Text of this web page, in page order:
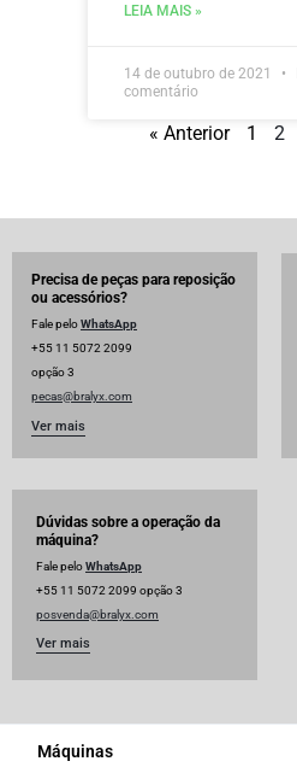
LEIA MAIS »
14 de outubro de 2021
comentário
« Anterior 1 2
Precisa de peças para reposição
ou acessórios?
Fale peloWhatsApp
+55 11 5072 2099
opção 3
pecas@bralyx.com
Ver mais
Dúvidas sobre a operação da
máquina?
Fale peloWhatsApp
+55 11 5072 2099 opção 3
posvenda@bralyx.com
Ver mais
Máquinas